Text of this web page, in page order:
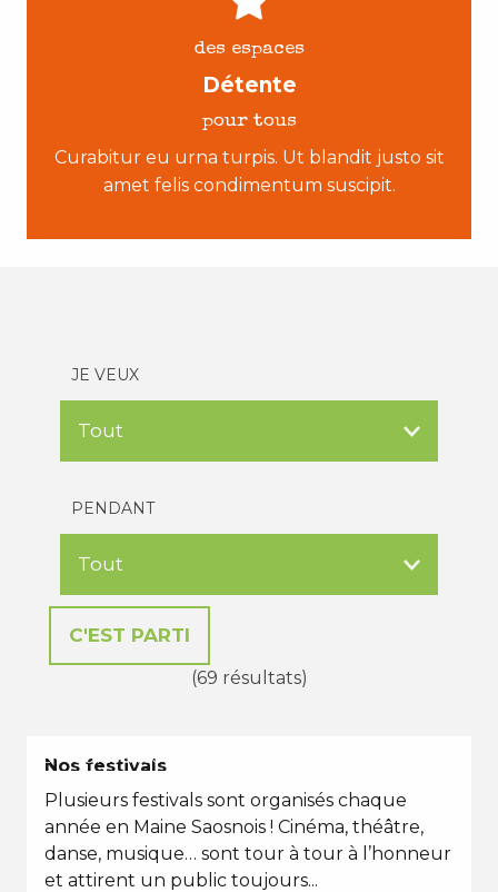
des espaces
Détente
pour tous
Curabitur eu urna turpis. Ut blandit justo sit
amet felis condimentum suscipit.
JE VEUX
PENDANT
(69 résultats)
EN TOUTES SAISONS
Nos festivals
Plusieurs festivals sont organisés chaque
année en Maine Saosnois ! Cinéma, théâtre,
danse, musique… sont tour à tour à l’honneur
et attirent un public toujours...